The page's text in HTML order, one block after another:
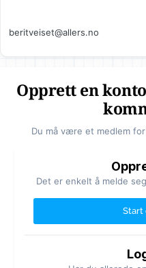
beritveiset@allers.no
Opprett en
Du må være et medlem
Det er enkelt å melde
Start